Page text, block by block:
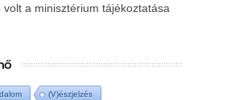
volt a minisztérium tájékoztatása
(V)észjelzés